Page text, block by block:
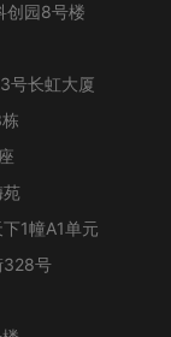
创园8号楼
号长虹大厦
苑
1幢A1单元
328号